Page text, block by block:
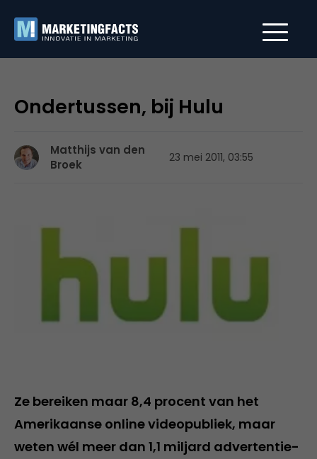
Ondertussen, bij Hulu
Matthijs van den
Broek
23 mei 2011, 03:55
Ze bereiken maar 8,4 procent van het
Amerikaanse online videopubliek, maar
weten wél meer dan 1,1 miljard advertentie-